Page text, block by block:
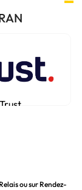
Trust
ou sur Rendez-